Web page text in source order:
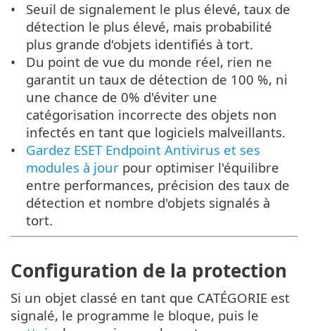
Seuil de signalement le plus élevé, taux de
détection le plus élevé, mais probabilité
plus grande d'objets identifiés à tort.
Du point de vue du monde réel, rien ne
garantit un taux de détection de 100 %, ni
une chance de 0% d'éviter une
catégorisation incorrecte des objets non
infectés en tant que logiciels malveillants.
Gardez ESET Endpoint Antivirus et ses
modules à jour pour optimiser l'équilibre
entre performances, précision des taux de
détection et nombre d'objets signalés à
tort.
Configuration de la protection
Si un objet classé en tant que CATÉGORIE est
signalé, le programme le bloque, puis le